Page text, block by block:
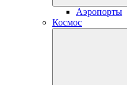
Аэропорты
Космос